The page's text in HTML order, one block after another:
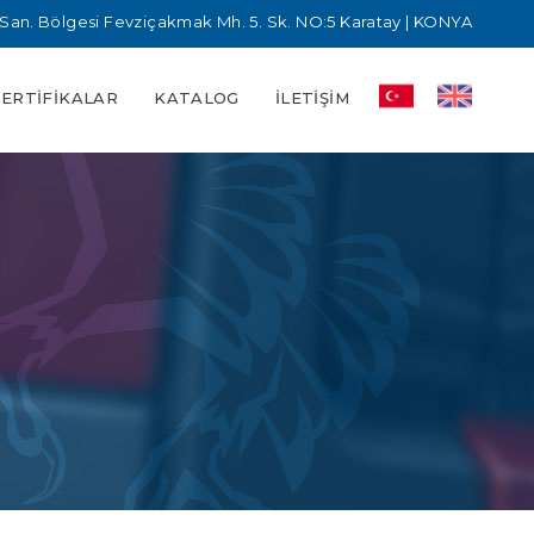
Bölgesi Fevziçakmak Mh. 5. Sk. NO:5 Karatay | KONYA
KATALOG İLETIŞIM